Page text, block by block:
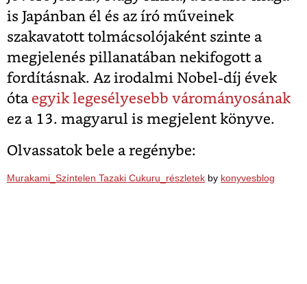
is Japánban él és az író műveinek
szakavatott tolmácsolójaként szinte a
megjelenés pillanatában nekifogott a
fordításnak. Az irodalmi Nobel-díj évek
óta egyik legesélyesebb várományosának
ez a 13. magyarul is megjelent könyve.
Olvassatok bele a regénybe:
Murakami_Színtelen Tazaki Cukuru_részletek by konyvesblog